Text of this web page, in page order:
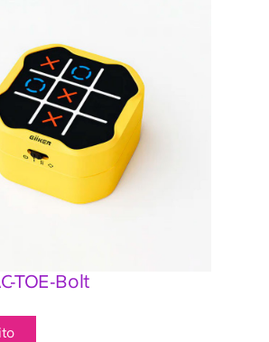
TOE-Bolt